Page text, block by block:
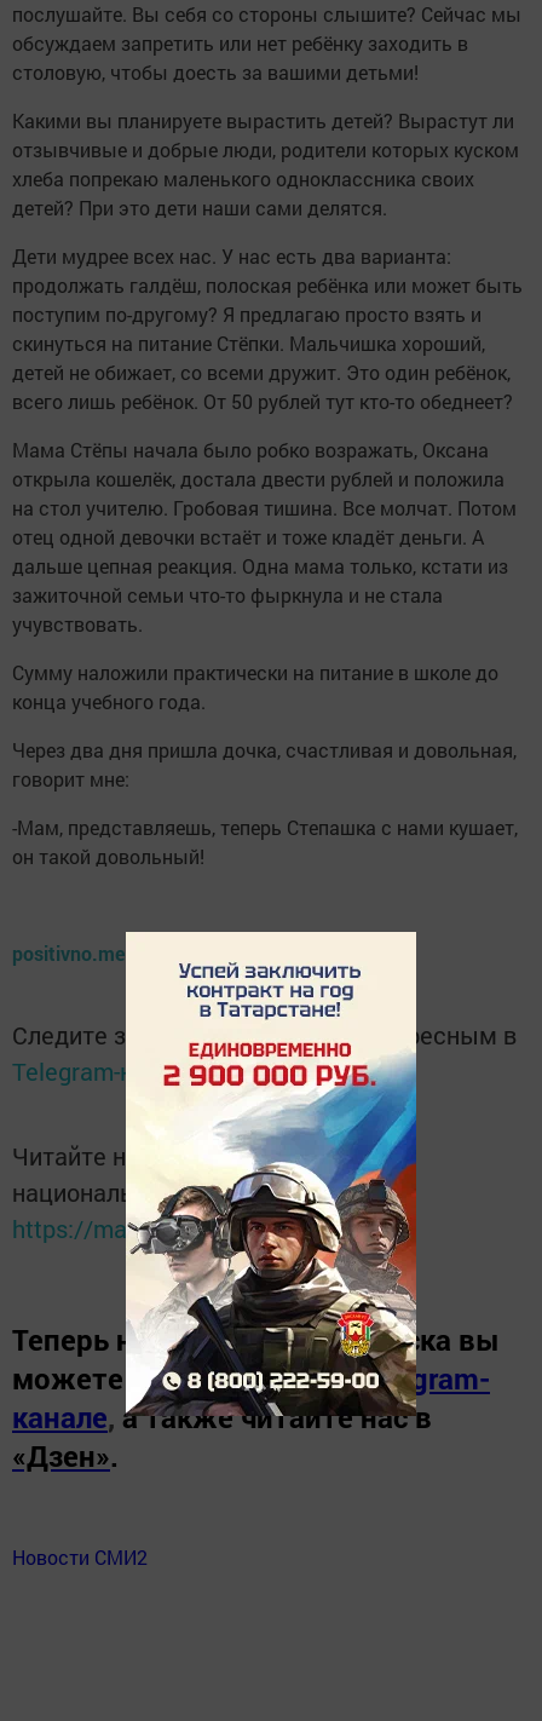
послушайте. Вы себя со стороны слышите? Сейчас мы
обсуждаем запретить или нет ребёнку заходить в
столовую, чтобы доесть за вашими детьми!
Какими вы планируете вырастить детей? Вырастут ли
отзывчивые и добрые люди, родители которых куском
хлеба попрекаю маленького одноклассника своих
детей? При это дети наши сами делятся.
Дети мудрее всех нас. У нас есть два варианта:
продолжать галдёш, полоская ребёнка или может быть
поступим по-другому? Я предлагаю просто взять и
скинуться на питание Стёпки. Мальчишка хороший,
детей не обижает, со всеми дружит. Это один ребёнок,
всего лишь ребёнок. От 50 рублей тут кто-то обеднеет?
Мама Стёпы начала было робко возражать, Оксана
открыла кошелёк, достала двести рублей и положила
на стол учителю. Гробовая тишина. Все молчат. Потом
отец одной девочки встаёт и тоже кладёт деньги. А
дальше цепная реакция. Одна мама только, кстати из
зажиточной семьи что-то фыркнула и не стала
учувствовать.
Сумму наложили практически на питание в школе до
конца учебного года.
Через два дня пришла дочка, счастливая и довольная,
говорит мне:
-Мам, представляешь, теперь Степашка с нами кушает,
он такой довольный!
positivno.me
Следите за самым важным и интересным в
Telegram-каналеТатмедиа
Читайте новости Татарстана в
национальном мессенджере MАХ:
https://max.ru/tatmedia
Теперь новости Зеленодольска вы
можете узнать в нашемTelegram-
канале, а также читайте нас в
«Дзен».
Новости СМИ2